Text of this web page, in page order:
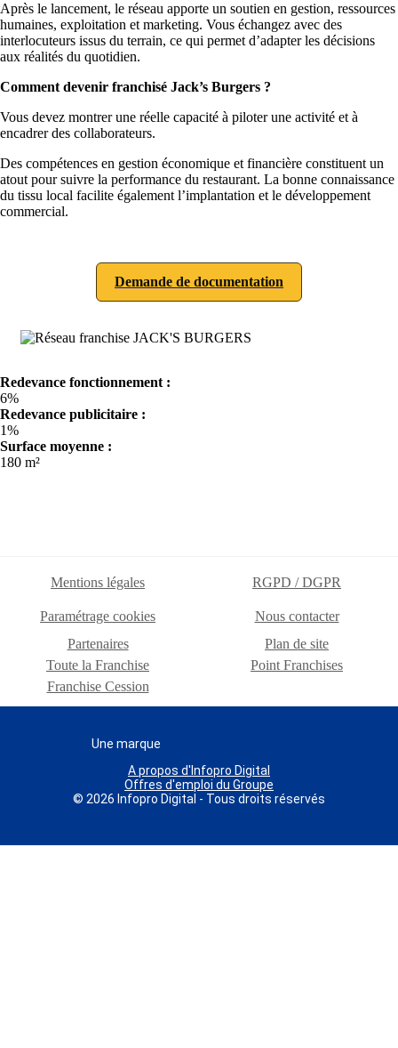
Après le lancement, le réseau apporte un soutien en gestion, ressources
humaines, exploitation et marketing. Vous échangez avec des
interlocuteurs issus du terrain, ce qui permet d’adapter les décisions
aux réalités du quotidien.
Comment devenir franchisé Jack’s Burgers ?
Vous devez montrer une réelle capacité à piloter une activité et à
encadrer des collaborateurs.
Des compétences en gestion économique et financière constituent un
atout pour suivre la performance du restaurant. La bonne connaissance
du tissu local facilite également l’implantation et le développement
commercial.
Demande de documentation
Redevance fonctionnement :
6%
Redevance publicitaire :
1%
Surface moyenne :
180 m²
Mentions légales RGPD / DGPR
Paramétrage cookies
Nous contacter
Partenaires
Plan de site
Toute la Franchise
Point Franchises
Franchise Cession
Une marque
A propos d'Infopro Digital
Offres d'emploi du Groupe
© 2026 Infopro Digital - Tous droits réservés